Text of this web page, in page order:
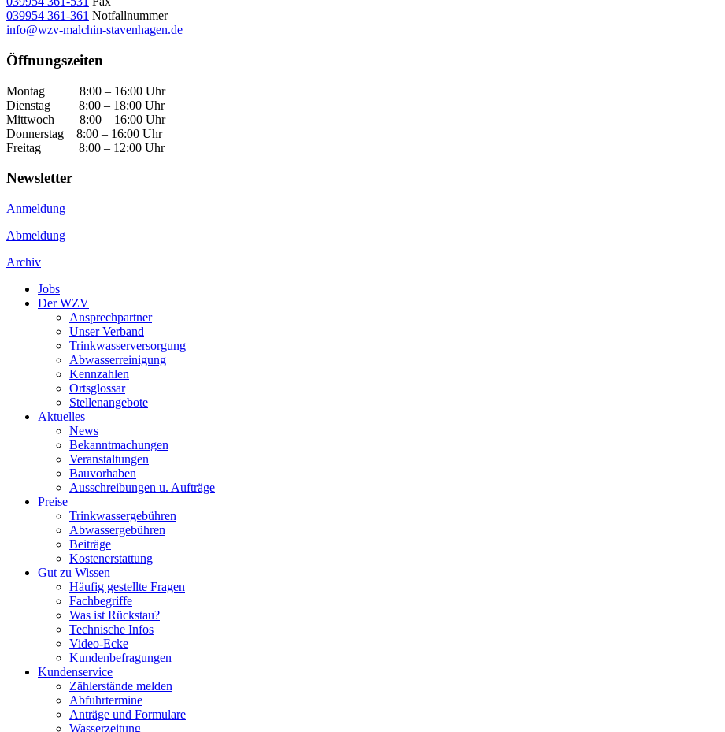
039954 361-361 Notfallnummer
info@wzv-malchin-stavenhagen.de
Öffnungszeiten
Montag 8:00 – 16:00 Uhr
Dienstag 8:00 – 18:00 Uhr
Mittwoch 8:00 – 16:00 Uhr
Donnerstag 8:00 – 16:00 Uhr
Freitag 8:00 – 12:00 Uhr
Newsletter
Anmeldung
Abmeldung
Archiv
Jobs
Der WZV
Ansprechpartner
Unser Verband
Trinkwasser­versorgung
Abwasserreinigung
Kennzahlen
Ortsglossar
Stellenangebote
Aktuelles
News
Bekanntmachungen
Veranstaltungen
Bauvorhaben
Ausschreibungen u. Aufträge
Preise
Trinkwassergebühren
Abwassergebühren
Beiträge
Kostenerstattung
Gut zu Wissen
Häufig gestellte Fragen
Fachbegriffe
Was ist Rückstau?
Technische Infos
Video-Ecke
Kundenbefragungen
Kundenservice
Zählerstände melden
Abfuhrtermine
Anträge und Formulare
Wasserzeitung